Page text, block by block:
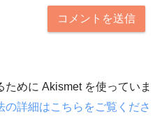
めに Akismet を使っていま
の詳細はこちらをご覧くださ